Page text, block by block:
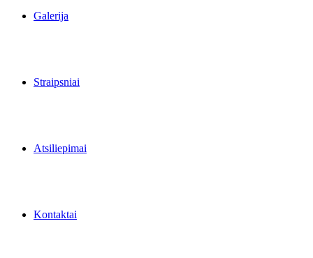
Galerija
Straipsniai
Atsiliepimai
Kontaktai